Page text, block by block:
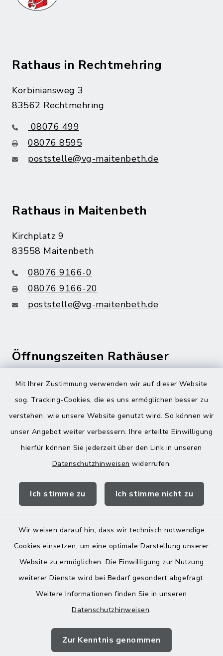
Mit Ihrer Zustimmung verwenden wir auf dieser Website
sog. Tracking-Cookies, die es uns ermöglichen besser zu
verstehen, wie unsere Website genutzt wird. So können wir
unser Angebot weiter verbessern. Ihre erteilte Einwilligung
hierfür können Sie jederzeit über den Link in unseren
Datenschutzhinweisen widerrufen.
Ich stimme zu Ich stimme nicht zu
Wir weisen darauf hin, dass wir technisch notwendige
Cookies einsetzen, um eine optimale Darstellung unserer
Website zu ermöglichen. Die Einwilligung zur Nutzung
weiterer Dienste wird bei Bedarf gesondert abgefragt.
Weitere Informationen finden Sie in unseren
Datenschutzhinweisen.
Zur Kenntnis genommen
Rathaus in Rechtmehring
Korbiniansweg 3
83562 Rechtmehring
08076 499
08076 8595
poststelle@vg-maitenbeth.de
Rathaus in Maitenbeth
Kirchplatz 9
83558 Maitenbeth
08076 9166-0
08076 9166-20
poststelle@vg-maitenbeth.de
Öffnungszeiten Rathäuser
Montag bis Freitag:
08:00-12:00 Uhr
Donnerstag zusätzlich:
13:00-18:00 Uhr
Quicklinks
Landratsamt Mühldorf
Barrierefreiheit
Impressum